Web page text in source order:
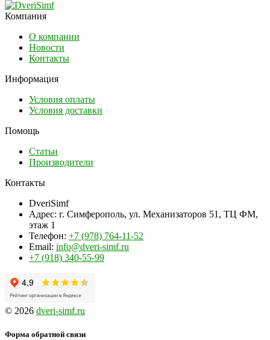
Компания
О компании
Новости
Контакты
Информация
Условия оплаты
Условия доставки
Помощь
Статьи
Производители
Контакты
DveriSimf
Адрес: г. Симферополь, ул. Механизаторов 51, ТЦ ФМ,
этаж 1
Телефон: +7 (978) 764-11-52
Email: info@dveri-simf.ru
+7 (918) 340-55-99
© 2026 dveri-simf.ru
Форма обратной связи